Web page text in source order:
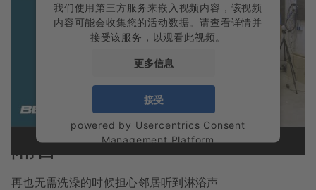
我们使用第三方服务来嵌入视频内容，该视频
内容可能会收集您的活动数据。请查看详情并
接受该服务，以观看此视频。
更多信息
接受
powered by Usercentrics Consent
Management Platform
来自Bette建筑实验室的报告
隔音
再也无需洗澡的时候担心邻居听到淋浴声